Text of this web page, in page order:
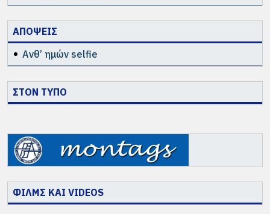
ΑΠΟΨΕΙΣ
Ανθ’ ημών selfie
ΣΤΟΝ ΤΥΠΟ
ΦΙΛΜΣ ΚΑΙ VIDEOS